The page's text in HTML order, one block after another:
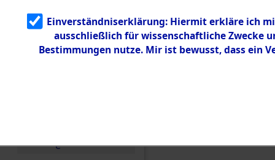
g
5.3.3
Todesmärsch
e
Einverständniserklärung: Hiermit erkläre ich
ausschließlich für wissenschaftliche Zwecke
Bestimmungen nutze. Mir ist bewusst, dass ein